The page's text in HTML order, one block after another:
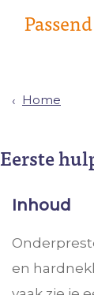
Home
Eerste
Inhoud
en